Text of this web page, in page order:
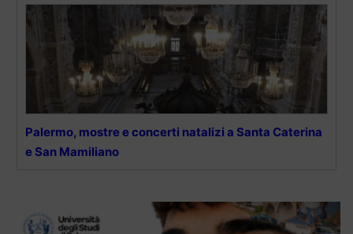
Palermo, mostre e concerti natalizi a Santa Caterina
e San Mamiliano